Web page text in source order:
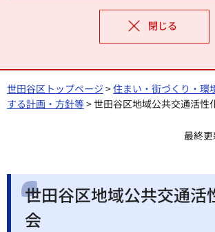
閉じる
世田谷区トップページ >住まい・街づくり・環
する計画・方針等> 世田谷区地域公共交通活性
最終
世田谷区地域公共交通活
会